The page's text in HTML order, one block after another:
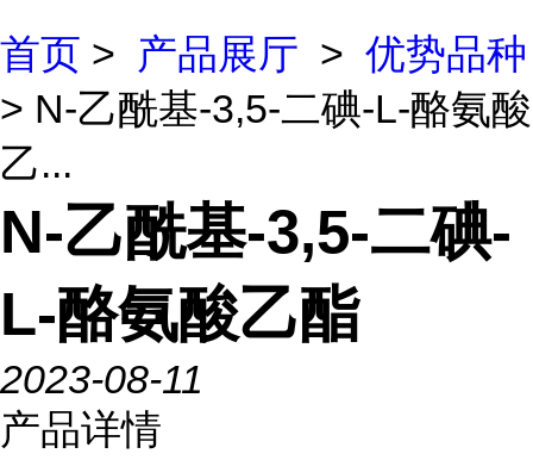
首页 > 产品展厅 > 优势品种
> N-乙酰基-3,5-二碘-L-酪氨酸
乙...
N-乙酰基-3,5-二碘-
L-酪氨酸乙酯
2023-08-11
产品详情